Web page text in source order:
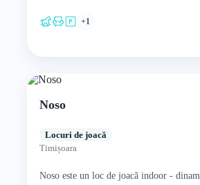
+1
Noso
Locuri de joacă
Timișoara
Noso este un loc de joacă indoor -